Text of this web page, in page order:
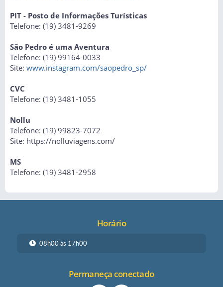
PIT - Posto de Informações Turísticas
Telefone: (19) 3481-9269
São Pedro é uma Aventura
Telefone: (19) 99164-0033
Site: www.instagram.com/saopedro_sp/
CVC
Telefone: (19) 3481-1055
Nollu
Telefone: (19) 99823-7072
Site: https://nolluviagens.com/
MS
Telefone: (19) 3481-2958
Horário
08h00 às 17h00
Permaneça conectado